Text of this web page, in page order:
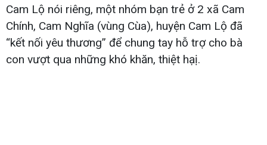
Cam Lộ nói riêng, một nhóm bạn trẻ ở 2 xã Cam
Chính, Cam Nghĩa (vùng Cùa), huyện Cam Lộ đã
“kết nối yêu thương” để chung tay hỗ trợ cho bà
con vượt qua những khó khăn, thiệt hạị.